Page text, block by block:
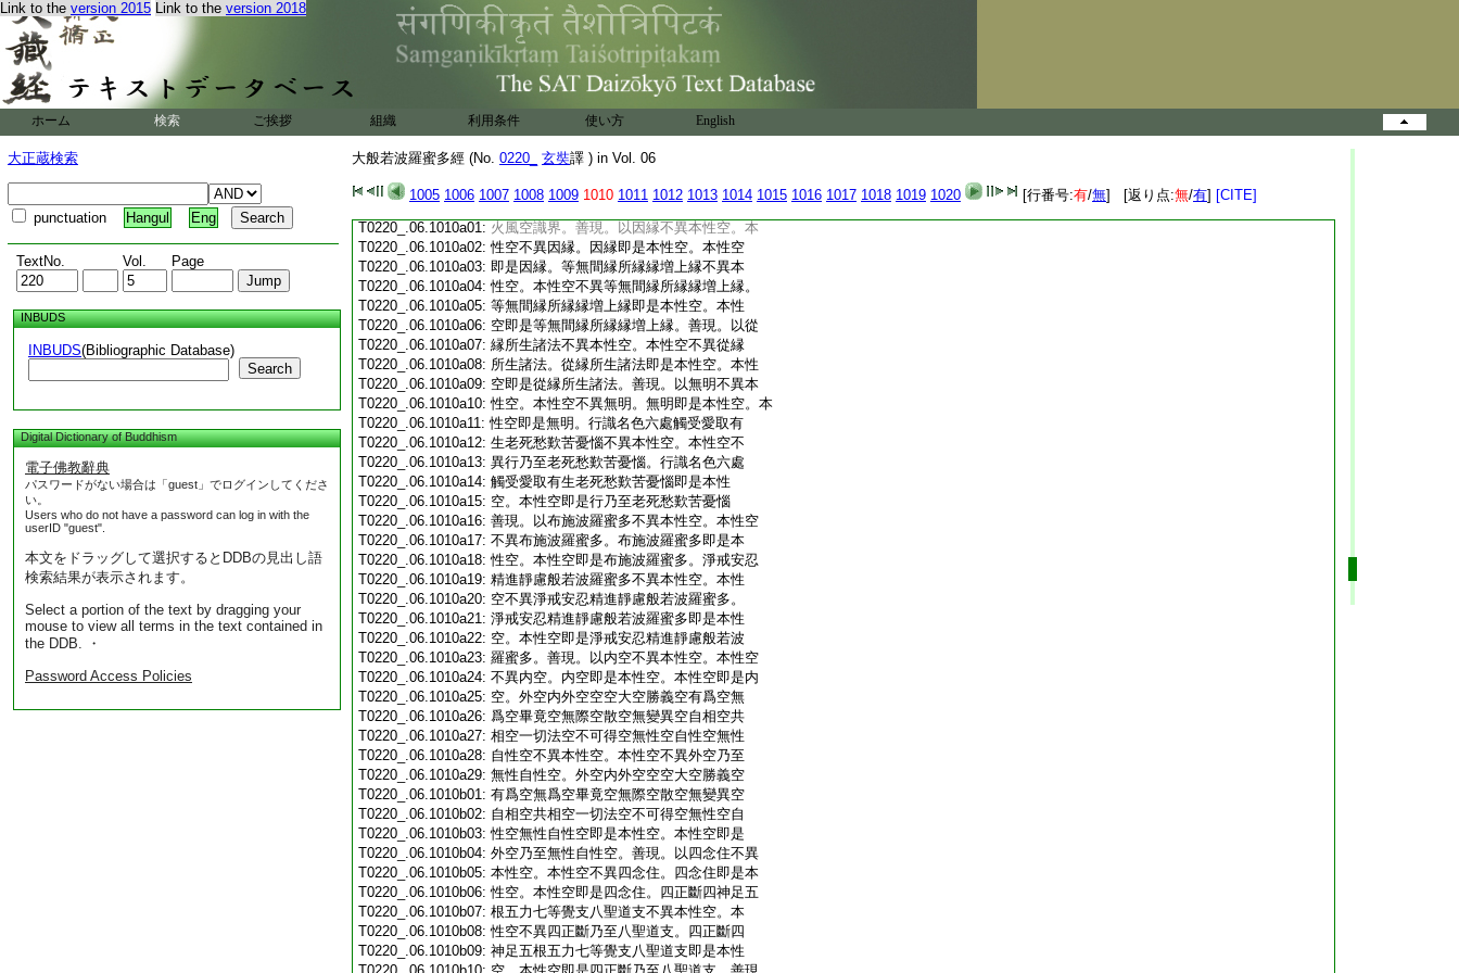
Link to the version 2015 Link to the version 2018
ホーム 検索 ご挨拶 組織 利用条件 使い方 English
大正蔵検索
punctuation Hangul Eng
TextNo. Vol. Page
INBUDS
INBUDS(Bibliographic Database)
Search
Digital Dictionary of Buddhism
電子佛教辭典
パスワードがない場合は「guest」でログインしてくださ
い。
Users who do not have a password can log in with the
userID "guest".
本文をドラッグして選択するとDDBの見出し語
検索結果が表示されます。
Select a portion of the text by dragging your
mouse to view all terms in the text contained in
the DDB. ・
Password Access Policies
大般若波羅蜜多經 (No. 0220_ 玄奘譯 ) in Vol. 06
1005 1006 1007 1008 1009 1010 1011 1012 1013 1014 1015 1016 1017 1018 1019 1020 [行番号:有/無] [返り点:無/有] [CITE]
T0220_.06.1009c19:縁所生諸受不異本性空。本性空不異眼觸
T0220_.06.1009c20: 爲縁所生諸受。眼觸爲縁所生諸受即是本
T0220_.06.1009c21:性空。本性空即是眼觸爲縁所生諸受。耳鼻
T0220_.06.1009c22:
舌身意觸爲縁所生諸受不異本性空。本性
空不異耳鼻舌身意觸爲縁所生諸受。耳鼻
T0220_.06.1009c24:舌身意觸爲縁所生諸受即是本性空。本性
T0220_.06.1009c25:空即是耳鼻舌身意觸爲縁所生諸受。善現。
T0220_.06.1009c26:
以地界不異本性空。本性空不異地界。地界
T0220_.06.1009c27:
即是本性空。本性空即是地界。水火風空識
T0220_.06.1009c28:界不異本性空。本性空不異水火風空識界。
T0220_.06.1010a01: 火風空識界。善現。以因縁不異本性空。本
T0220_.06.1010a02:性空不異因縁。因縁即是本性空。本性空
T0220_.06.1010a03: 即是因縁。等無間縁所縁縁増上縁不異本
T0220_.06.1010a04:性空。本性空不異等無間縁所縁縁増上縁。
T0220_.06.1010a05: 等無間縁所縁縁増上縁即是本性空。本性
T0220_.06.1010a06: 空即是等無間縁所縁縁増上縁。善現。以從
T0220_.06.1010a07: 縁所生諸法不異本性空。本性空不異從縁
T0220_.06.1010a08: 所生諸法。從縁所生諸法即是本性空。本性
T0220_.06.1010a09: 空即是從縁所生諸法。善現。以無明不異本
T0220_.06.1010a10:性空。本性空不異無明。無明即是本性空。本
T0220_.06.1010a11:性空即是無明。行識名色六處觸受愛取有
T0220_.06.1010a12: 生老死愁歎苦憂惱不異本性空。本性空不
T0220_.06.1010a13: 異行乃至老死愁歎苦憂惱。行識名色六處
T0220_.06.1010a14: 觸受愛取有生老死愁歎苦憂惱即是本性
T0220_.06.1010a15: 空。本性空即是行乃至老死愁歎苦憂惱
T0220_.06.1010a16: 善現。以布施波羅蜜多不異本性空。本性空
T0220_.06.1010a17: 不異布施波羅蜜多。布施波羅蜜多即是本
T0220_.06.1010a18:性空。本性空即是布施波羅蜜多。淨戒安忍
T0220_.06.1010a19: 精進靜慮般若波羅蜜多不異本性空。本性
T0220_.06.1010a20: 空不異淨戒安忍精進靜慮般若波羅蜜多。
T0220_.06.1010a21: 淨戒安忍精進靜慮般若波羅蜜多即是本性
T0220_.06.1010a22: 空。本性空即是淨戒安忍精進靜慮般若波
T0220_.06.1010a23: 羅蜜多。善現。以内空不異本性空。本性空
T0220_.06.1010a24: 不異内空。内空即是本性空。本性空即是内
T0220_.06.1010a25: 空。外空内外空空空大空勝義空有爲空無
T0220_.06.1010a26: 爲空畢竟空無際空散空無變異空自相空共
T0220_.06.1010a27: 相空一切法空不可得空無性空自性空無性
T0220_.06.1010a28: 自性空不異本性空。本性空不異外空乃至
T0220_.06.1010a29: 無性自性空。外空内外空空空大空勝義空
T0220_.06.1010b01: 有爲空無爲空畢竟空無際空散空無變異空
T0220_.06.1010b02: 自相空共相空一切法空不可得空無性空自
T0220_.06.1010b03:性空無性自性空即是本性空。本性空即是
T0220_.06.1010b04: 外空乃至無性自性空。善現。以四念住不異
T0220_.06.1010b05: 本性空。本性空不異四念住。四念住即是本
T0220_.06.1010b06:性空。本性空即是四念住。四正斷四神足五
T0220_.06.1010b07: 根五力七等覺支八聖道支不異本性空。本
T0220_.06.1010b08:性空不異四正斷乃至八聖道支。四正斷四
T0220_.06.1010b09: 神足五根五力七等覺支八聖道支即是本性